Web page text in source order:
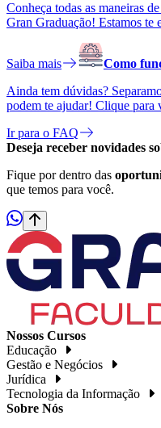
Conheça todas as maneiras
Gran Graduação! Estamos te
Saiba mais
Como
Ainda tem dúvidas?
podem te ajudar! Clique para
Ir para o FAQ
Deseja receber novidades
Fique por dentro das
que temos para você.
Nossos Cursos
Educação
Gestão e Negócios
Jurídica
Tecnologia da Informação
Sobre Nós